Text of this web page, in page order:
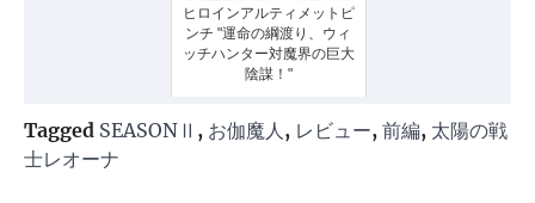
ヒロインアルティメットピ
ンチ "運命の綱渡り、ウィ
ッチハンター対魔界の巨大
陰謀！"
Tagged SEASONⅡ , お伽魔人 , レビュー, 前編, 太陽の戦
士レオーナ